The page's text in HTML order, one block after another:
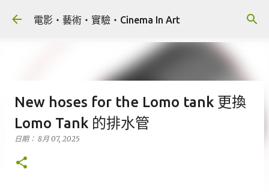
跳到主要內容
電影‧藝術‧實驗‧Cinema In Art
New hoses for the Lomo tank 更換
Lomo Tank 的排水管
日期： 8月 07, 2025